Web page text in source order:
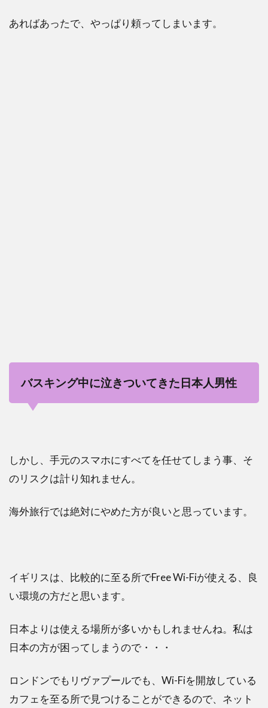
あればあったで、やっぱり頼ってしまいます。
バスキング中に泣きついてきた日本人男性
しかし、手元のスマホにすべてを任せてしまう事、そ
のリスクは計り知れません。
海外旅行では絶対にやめた方が良いと思っています。
イギリスは、比較的に至る所でFree Wi-Fiが使える、良
い環境の方だと思います。
日本よりは使える場所が多いかもしれませんね。私は
日本の方が困ってしまうので・・・
ロンドンでもリヴァプールでも、Wi-Fiを開放している
カフェを至る所で見つけることができるので、ネット